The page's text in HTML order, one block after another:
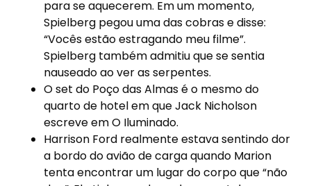
para se aquecerem. Em um momento,
Spielberg pegou uma das cobras e disse:
“Vocês estão estragando meu filme”.
Spielberg também admitiu que se sentia
nauseado ao ver as serpentes.
O set do Poço das Almas é o mesmo do
quarto de hotel em que Jack Nicholson
escreve em O Iluminado.
Harrison Ford realmente estava sentindo dor
a bordo do avião de carga quando Marion
tenta encontrar um lugar do corpo que “não